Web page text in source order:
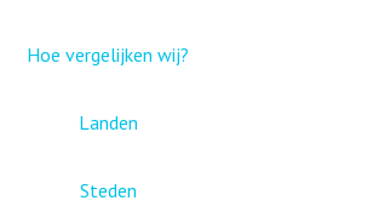
Hoe vergelijken wij?
Landen
Steden